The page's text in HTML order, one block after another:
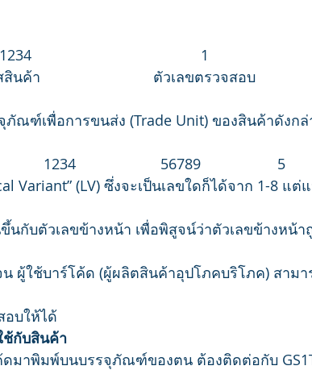
1
นค้า                            ตัวเลขตรวจสอบ
ภัณฑ์เพื่อการขนส่ง (Trade Unit) ของสินค้าดังกล่
1234                     56789                   5
Variant” (LV) ซึ่งจะเป็นเลขใดก็ได้จาก 1-8 แ
นกับตัวเลขข้างหน้า เพื่อพิสูจน์ว่าตัวเลขข้างหน้า
ผู้ใช้บาร์โค้ด (ผู้ผลิตสินค้าอุปโภคบริโภค) สาม
อบให้ได้
ช้กับสินค้า
มาพิมพ์บนบรรจุภัณฑ์ของตน ต้องติดต่อกับ